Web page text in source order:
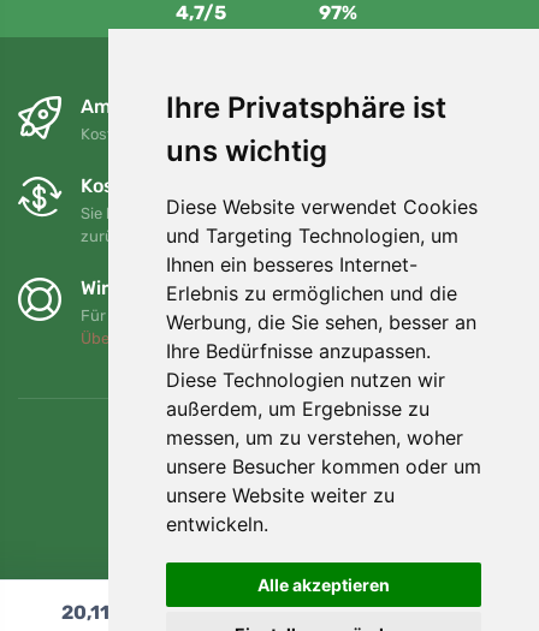
Ihre Privatsphäre ist
uns wichtig
Diese Website verwendet Cookies
und Targeting Technologien, um
Ihnen ein besseres Internet-
Erlebnis zu ermöglichen und die
Werbung, die Sie sehen, besser an
Ihre Bedürfnisse anzupassen.
Diese Technologien nutzen wir
außerdem, um Ergebnisse zu
messen, um zu verstehen, woher
unsere Besucher kommen oder um
unsere Website weiter zu
entwickeln.
Alle akzeptieren
4,7/5 97%
Am nächsten Tag und kostenlos
Kostenloser Versand für Bestellungen über 80 EUR
Kostenloser Umtausch und Rückgabe
Sie können Ihre Bestellung jederzeit innerhalb von 90 Tagen
zurückgeben oder umtauschen.
Wir unterstützen Trees.org
Für jede Bestellung pflanzen wir einen Baum! Mehr lesen
Über uns
20,11 In den Warenkorb